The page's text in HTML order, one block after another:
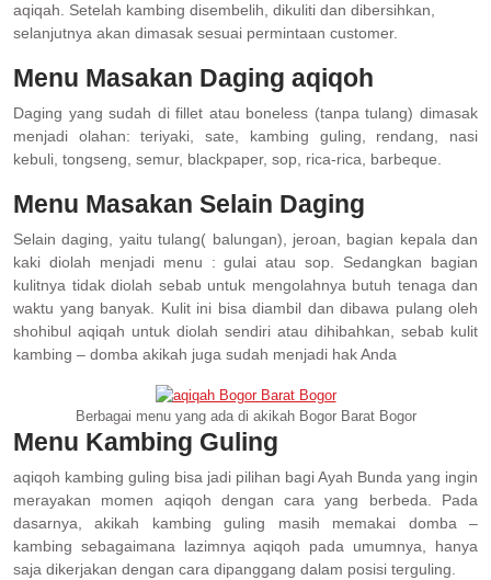
aqiqah. Setelah kambing disembelih, dikuliti dan dibersihkan,
selanjutnya akan dimasak sesuai permintaan customer.
Menu Masakan Daging aqiqoh
Daging yang sudah di fillet atau boneless (tanpa tulang) dimasak
menjadi olahan: teriyaki, sate, kambing guling, rendang, nasi
kebuli, tongseng, semur, blackpaper, sop, rica-rica, barbeque.
Menu Masakan Selain Daging
Selain daging, yaitu tulang( balungan), jeroan, bagian kepala dan
kaki diolah menjadi menu : gulai atau sop. Sedangkan bagian
kulitnya tidak diolah sebab untuk mengolahnya butuh tenaga dan
waktu yang banyak. Kulit ini bisa diambil dan dibawa pulang oleh
shohibul aqiqah untuk diolah sendiri atau dihibahkan, sebab kulit
kambing – domba akikah juga sudah menjadi hak Anda
Berbagai menu yang ada di akikah Bogor Barat Bogor
Menu Kambing Guling
aqiqoh kambing guling bisa jadi pilihan bagi Ayah Bunda yang ingin
merayakan momen aqiqoh dengan cara yang berbeda. Pada
dasarnya, akikah kambing guling masih memakai domba –
kambing sebagaimana lazimnya aqiqoh pada umumnya, hanya
saja dikerjakan dengan cara dipanggang dalam posisi terguling.